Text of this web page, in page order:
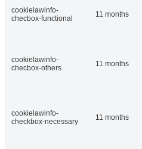
cookielawinfo-
checbox-functional
11 months
cookielawinfo-
checbox-others
11 months
cookielawinfo-
checkbox-necessary
11 months